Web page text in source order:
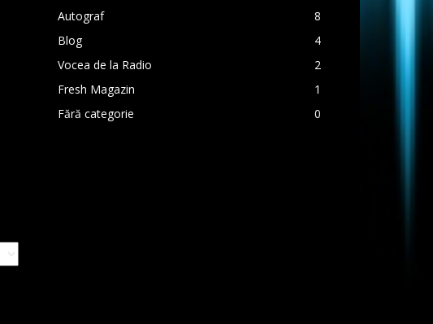
Autograf
8
Blog
4
Vocea de la Radio
2
Fresh Magazin
1
Fără categorie
0